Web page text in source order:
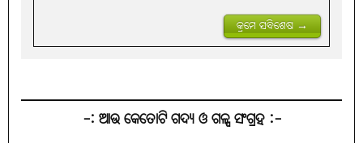
କ୍ରମେ ସବିଶେଷ →
-: ଆଉ କେତୋଟି ଗଦ୍ୟ ଓ ଗଳ୍ପ ସଂଗ୍ରହ :-